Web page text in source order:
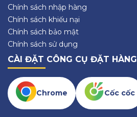
Chính sách nhập hàng
Chính sách khiếu nại
Chính sách bảo mật
Chính sách sử dụng
CÀI ĐẶT CÔNG CỤ ĐẶT HÀNG
Chrome Cốc cốc